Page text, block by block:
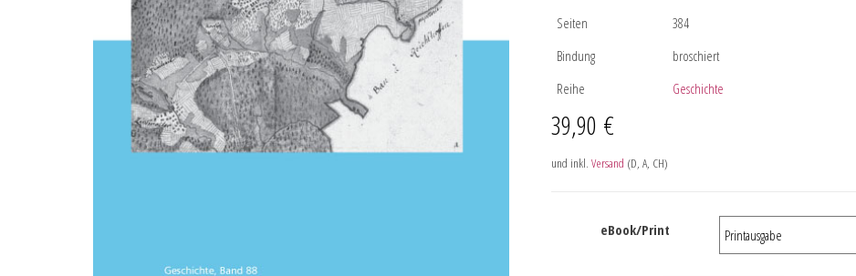
Seiten
384
Bindung
broschiert
Reihe
Geschichte
39,90 €
und inkl. Versand (D, A, CH)
eBook/Print